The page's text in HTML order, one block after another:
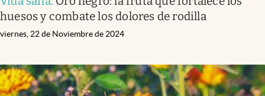
huesos y combate los dolores de rodilla
viernes, 22 de Noviembre de 2024